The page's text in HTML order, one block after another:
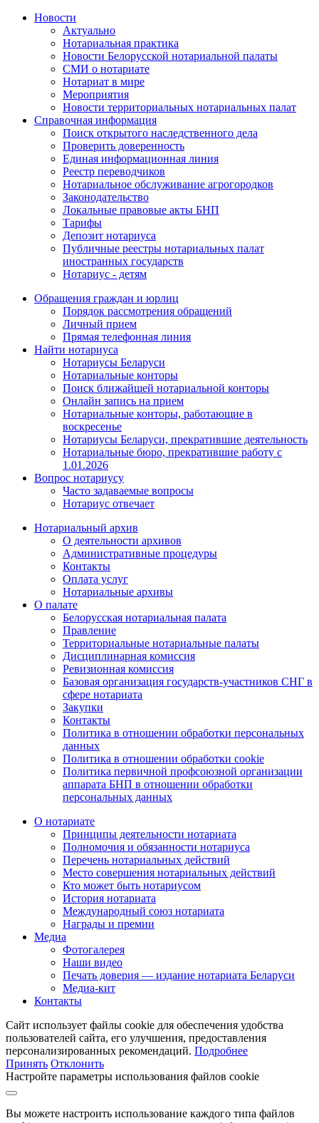
Новости
Актуально
Нотариальная практика
Новости Белорусской нотариальной палаты
СМИ о нотариате
Нотариат в мире
Мероприятия
Новости территориальных нотариальных палат
Справочная информация
Поиск открытого наследственного дела
Проверить доверенность
Единая информационная линия
Реестр переводчиков
Нотариальное обслуживание агрогородков
Законодательство
Локальные правовые акты БНП
Тарифы
Депозит нотариуса
Публичные реестры нотариальных палат
иностранных государств
Нотариус - детям
Обращения граждан и юрлиц
Порядок рассмотрения обращений
Личный прием
Прямая телефонная линия
Найти нотариуса
Нотариусы Беларуси
Нотариальные конторы
Поиск ближайшей нотариальной конторы
Онлайн запись на прием
Нотариальные конторы, работающие в
воскресенье
Нотариусы Беларуси, прекратившие деятельность
Нотариальные бюро, прекратившие работу с
1.01.2026
Вопрос нотариусу
Часто задаваемые вопросы
Нотариус отвечает
Нотариальный архив
О деятельности архивов
Административные процедуры
Контакты
Оплата услуг
Нотариальные архивы
О палате
Белорусская нотариальная палата
Правление
Территориальные нотариальные палаты
Дисциплинарная комиссия
Ревизионная комиссия
Базовая организация государств-участников СНГ в
сфере нотариата
Закупки
Контакты
Политика в отношении обработки персональных
данных
Политика в отношении обработки cookie
Политика первичной профсоюзной организации
аппарата БНП в отношении обработки
персональных данных
О нотариате
Принципы деятельности нотариата
Полномочия и обязанности нотариуса
Перечень нотариальных действий
Место совершения нотариальных действий
Кто может быть нотариусом
История нотариата
Международный союз нотариата
Награды и премии
Медиа
Фотогалерея
Наши видео
Печать доверия — издание нотариата Беларуси
Медиа-кит
Контакты
Сайт использует файлы cookie для обеспечения удобства
пользователей сайта, его улучшения, предоставления
персонализированных рекомендаций. Подробнее
Принять Отклонить
Настройте параметры использования файлов cookie
Вы можете настроить использование каждого типа файлов